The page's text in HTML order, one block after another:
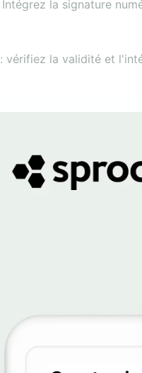
Intégrez la signature
: vérifiez la validité et